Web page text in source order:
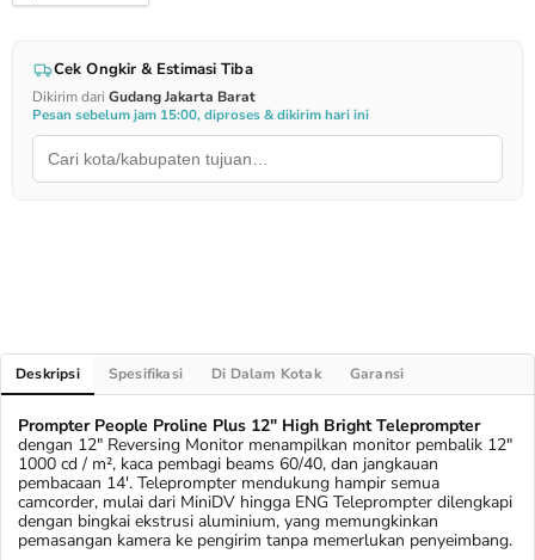
Cek Ongkir & Estimasi Tiba
Dikirim dari Gudang Jakarta Barat
Pesan sebelum jam 15:00, diproses & dikirim hari ini
Deskripsi Spesifikasi Di Dalam Kotak Garansi
Prompter People Proline Plus 12" High Bright Teleprompter
dengan 12" Reversing Monitor menampilkan monitor pembalik 12"
1000 cd / m², kaca pembagi beams 60/40, dan jangkauan
pembacaan 14'. Teleprompter mendukung hampir semua
camcorder, mulai dari MiniDV hingga ENG Teleprompter dilengkapi
dengan bingkai ekstrusi aluminium, yang memungkinkan
pemasangan kamera ke pengirim tanpa memerlukan penyeimbang.